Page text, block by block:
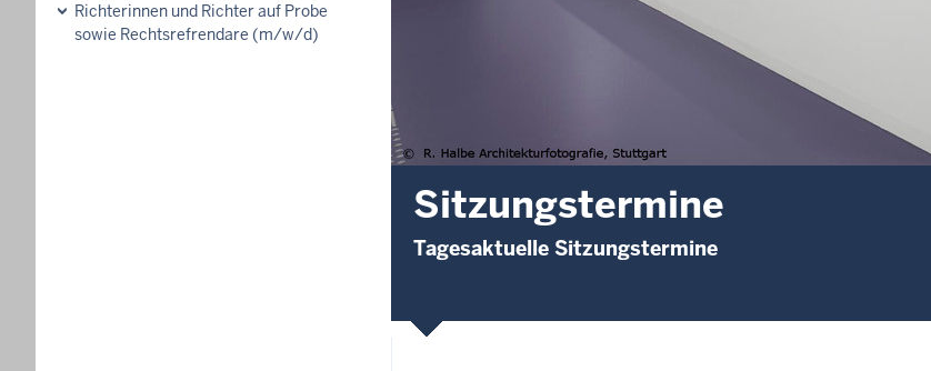
Richterinnen und Richter auf Probe
sowie Rechtsrefrendare (m/w/d)
Sitzungstermine
Tagesaktuelle Sitzungstermine